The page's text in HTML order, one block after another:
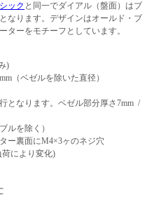
ック と同一でダイアル（盤面）はブ
なります。デザインはオールド・ブ
ターをモチーフとしています。
)
（ベゼルを除いた直径）
となります。ベゼル部分厚さ7mm /
ルを除く）
ー裏面にM4×3ヶのネジ穴
荷により変化)